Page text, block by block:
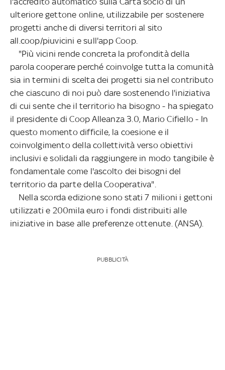
ulteriore gettone online, utilizzabile per sostenere
progetti anche di diversi territori al sito
all.coop/piuvicini e sull'app Coop.
"Più vicini rende concreta la profondità della
parola cooperare perché coinvolge tutta la comunità
sia in termini di scelta dei progetti sia nel contributo
che ciascuno di noi può dare sostenendo l'iniziativa
di cui sente che il territorio ha bisogno - ha spiegato
il presidente di Coop Alleanza 3.0, Mario Cifiello - In
questo momento difficile, la coesione e il
coinvolgimento della collettività verso obiettivi
inclusivi e solidali da raggiungere in modo tangibile è
fondamentale come l'ascolto dei bisogni del
territorio da parte della Cooperativa".
Nella scorda edizione sono stati 7 milioni i gettoni
utilizzati e 200mila euro i fondi distribuiti alle
iniziative in base alle preferenze ottenute. (ANSA).
PUBBLICITÀ